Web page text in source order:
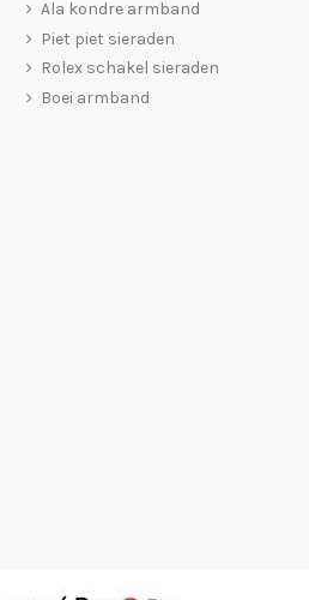
Ala kondre armband
Piet piet sieraden
Rolex schakel sieraden
Boei armband